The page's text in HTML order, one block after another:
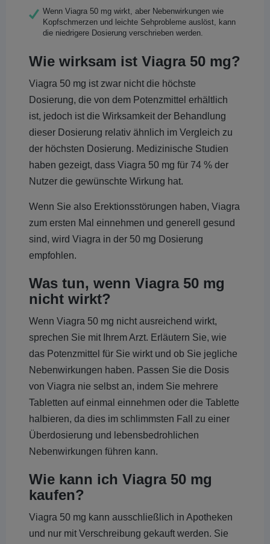
Wenn Viagra 50 mg wirkt, aber Nebenwirkungen wie
Kopfschmerzen und leichte Sehprobleme auslöst, kann
die niedrigere Dosierung verschrieben werden.
Wie wirksam ist Viagra 50 mg?
Viagra 50 mg ist zwar nicht die höchste
Dosierung, die von dem Potenzmittel erhältlich
ist, jedoch ist die Wirksamkeit der Behandlung
dieser Dosierung relativ ähnlich im Vergleich zu
der höchsten Dosierung. Medizinische Studien
haben gezeigt, dass Viagra 50 mg für 74 % der
Nutzer die gewünschte Wirkung hat.
Wenn Sie also Erektionsstörungen haben, Viagra
zum ersten Mal einnehmen und generell gesund
sind, wird Viagra in der 50 mg Dosierung
empfohlen.
Was tun, wenn Viagra 50 mg
nicht wirkt?
Wenn Viagra 50 mg nicht ausreichend wirkt,
sprechen Sie mit Ihrem Arzt. Erläutern Sie, wie
das Potenzmittel für Sie wirkt und ob Sie jegliche
Nebenwirkungen haben. Passen Sie die Dosis
von Viagra nie selbst an, indem Sie mehrere
Tabletten auf einmal einnehmen oder die Tablette
halbieren, da dies im schlimmsten Fall zu einer
Überdosierung und lebensbedrohlichen
Nebenwirkungen führen kann.
Wie kann ich Viagra 50 mg
kaufen?
Viagra 50 mg kann ausschließlich in Apotheken
und nur mit Verschreibung gekauft werden. Sie